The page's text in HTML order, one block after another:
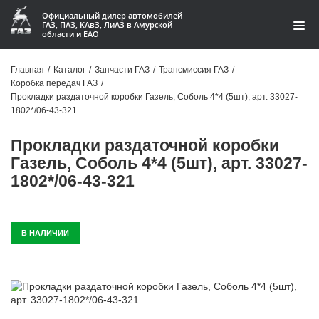
Официальный дилер автомобилей
ГАЗ, ПАЗ, КАвЗ, ЛиАЗ в Амурской
области и ЕАО
Акции
Контакты
Доставка
Гарантии
Автомобили
Главная / Каталог / Запчасти ГАЗ / Трансмиссия ГАЗ /
Коробка передач ГАЗ /
Прокладки раздаточной коробки Газель, Соболь 4*4 (5шт), арт. 33027-
1802*/06-43-321
Прокладки раздаточной коробки
Газель, Соболь 4*4 (5шт), арт. 33027-
1802*/06-43-321
В НАЛИЧИИ